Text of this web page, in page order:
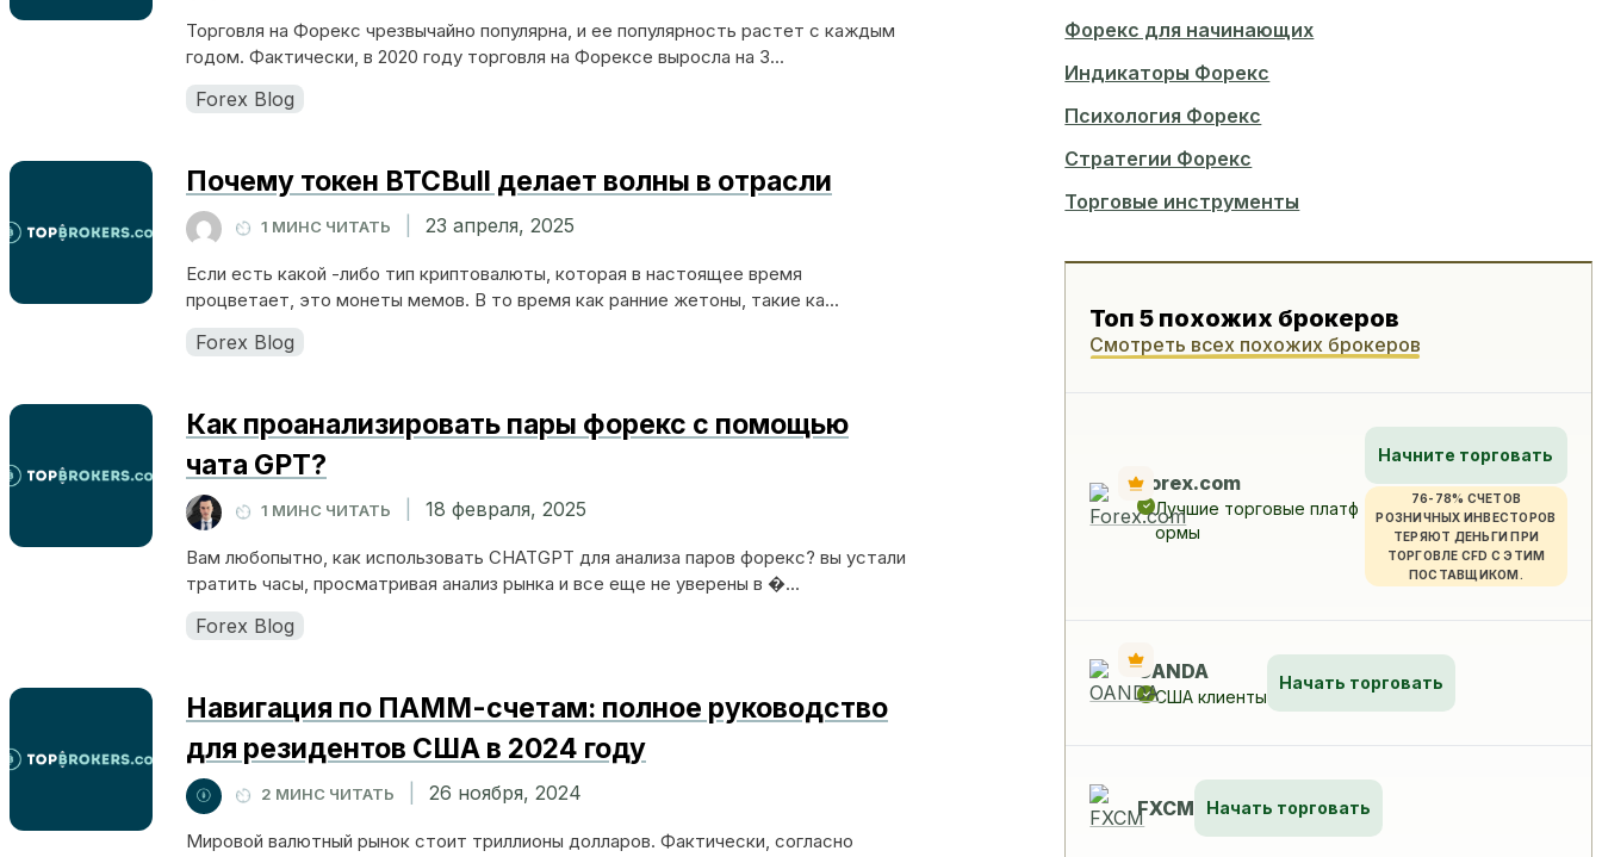
Торговля на Форекс чрезвычайно популярна, и ее популярность растет с каждым
годом. Фактически, в 2020 году торговля на Форексе выросла на 3...
Forex Blog
Почему токен BTCBull делает волны в отрасли
1 МИНС ЧИТАТЬ 23 апреля, 2025
Если есть какой -либо тип криптовалюты, которая в настоящее время
процветает, это монеты мемов. В то время как ранние жетоны, такие ка...
Forex Blog
Как проанализировать пары форекс с помощью
чата GPT?
1 МИНС ЧИТАТЬ 18 февраля, 2025
Вам любопытно, как использовать CHATGPT для анализа паров форекс? вы устали
тратить часы, просматривая анализ рынка и все еще не уверены в �...
Forex Blog
Навигация по ПАММ-счетам: полное руководство
для резидентов США в 2024 году
2 МИНС ЧИТАТЬ 26 ноября, 2024
Мировой валютный рынок стоит триллионы долларов. Фактически, согласно
Форекс для начинающих
Индикаторы Форекс
Психология Форекс
Стратегии Форекс
Торговые инструменты
Топ 5 похожих брокеров
Смотреть всех похожих брокеров
Forex.com
Лучшие торговые платф
ормы
Начните торговать
76-78% СЧЕТОВ
РОЗНИЧНЫХ ИНВЕСТОРОВ
ТЕРЯЮТ ДЕНЬГИ ПРИ
ТОРГОВЛЕ CFD С ЭТИМ
ПОСТАВЩИКОМ.
OANDA
США клиенты
Начать торговать
FXCM Начать торговать